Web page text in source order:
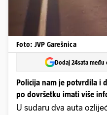
Foto: JVP Garešnica
Dodaj 24sata među
Policija nam je potvrdila i
po dovršetku imati više
U sudaru dva auta